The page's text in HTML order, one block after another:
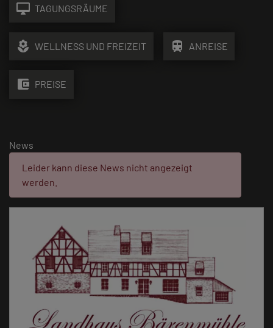
desktop_mac TAGUNGSRÄUME
local_florist WELLNESS UND FREIZEIT train ANREISE
account_balance_wallet PREISE
News
Fehler:
Leider kann diese News nicht angezeigt
werden.